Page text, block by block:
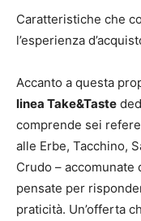
Caratteristiche che
l’esperienza
Accanto a questa
linea Take&Taste
comprende sei
alle Erbe, Tacchino,
Crudo – accomunate
pensate per
praticità. Un’offerta